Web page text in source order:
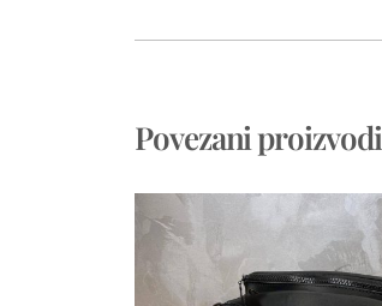
Povezani proizvodi